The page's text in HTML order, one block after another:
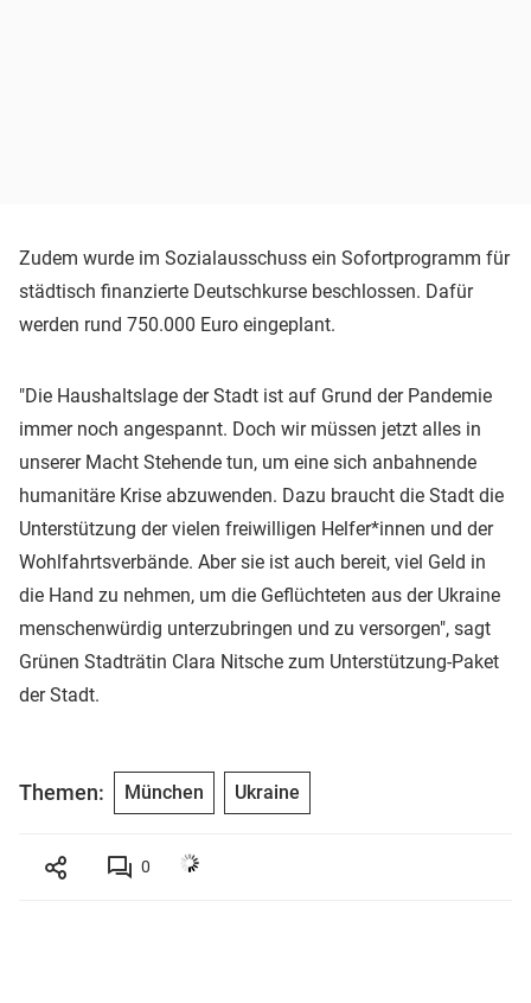
Zudem wurde im Sozialausschuss ein Sofortprogramm für
städtisch finanzierte Deutschkurse beschlossen. Dafür
werden rund 750.000 Euro eingeplant.
"Die Haushaltslage der Stadt ist auf Grund der Pandemie
immer noch angespannt. Doch wir müssen jetzt alles in
unserer Macht Stehende tun, um eine sich anbahnende
humanitäre Krise abzuwenden. Dazu braucht die Stadt die
Unterstützung der vielen freiwilligen Helfer*innen und der
Wohlfahrtsverbände. Aber sie ist auch bereit, viel Geld in
die Hand zu nehmen, um die Geflüchteten aus der Ukraine
menschenwürdig unterzubringen und zu versorgen", sagt
Grünen Stadträtin Clara Nitsche zum Unterstützung-Paket
der Stadt.
Themen: München Ukraine
0